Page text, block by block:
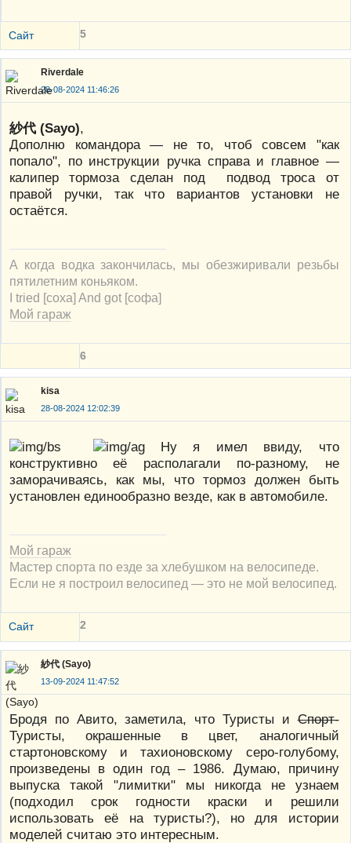
Сайт 5
Riverdale
28-08-2024 11:46:26
紗代 (Sayo),
Дополню командора — не то, чтоб совсем "как
попало", по инструкции ручка справа и главное —
калипер тормоза сделан под подвод троса от
правой ручки, так что вариантов установки не
остаётся.
А когда водка закончилась, мы обезжиривали резьбы
пятилетним коньяком.
I tried [соха] And got [софа]
Мой гараж
6
kisa
28-08-2024 12:02:39
Ну я имел ввиду, что
конструктивно её располагали по-разному, не
заморачиваясь, как мы, что тормоз должен быть
установлен единообразно везде, как в автомобиле.
Мой гараж
Мастер спорта по езде за хлебушком на велосипеде.
Если не я построил велосипед — это не мой велосипед.
Сайт 2
紗代 (Sayo)
13-09-2024 11:47:52
Бродя по Авито, заметила, что Туристы иСпорт-
Туристы, окрашенные в цвет, аналогичный
стартоновскому и тахионовскому серо-голубому,
произведены в один год – 1986. Думаю, причину
выпуска такой "лимитки" мы никогда не узнаем
(подходил срок годности краски и решили
использовать её на туристы?), но для истории
моделей считаю это интересным.